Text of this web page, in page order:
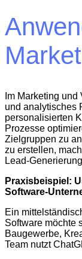
Im Marketing
und analytisches
personalisierten
Prozesse
Zielgruppen zu
zu erstellen,
Lead-
Praxisbeispiel:
Software-
Ein
Software möchte
Baugewerbe,
Team nutzt